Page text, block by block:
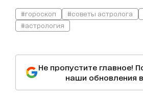
#гороскоп #советы астролога
#астрология
Не пропустите главное!
наши обновления